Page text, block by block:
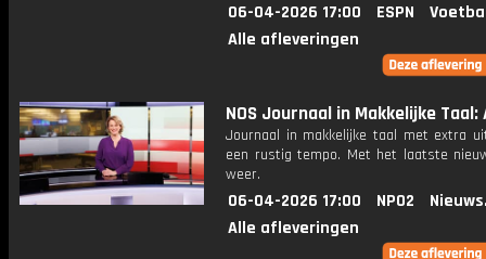
06-04-2026 17:00 ESPN
Alle afleveringen
NOS Journaal in Makkelijke
Journaal in makkelijke taal met extra
een rustig tempo. Met het laatste
weer.
06-04-2026 17:00 NPO2
Alle afleveringen